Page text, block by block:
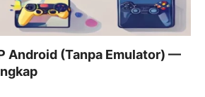
Android (Tanpa Emulator) —